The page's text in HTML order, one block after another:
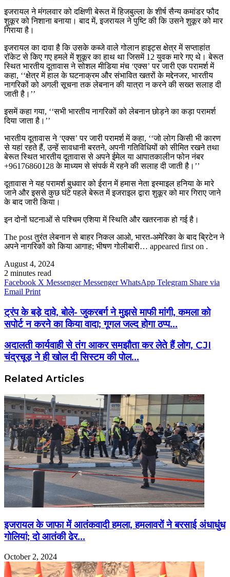
इजरायल ने मंगलवार को दक्षिणी बेरूत में हिजबुल्ला के शीर्ष सैन्य कमांडर फौद
शुकूर को निशाना बनाया। बाद में, इजरायल ने पुष्टि की कि उसने शुकूर को मार
गिराया है।
इजरायल का दावा है कि उसके कब्जे वाले गोलान हाइट्स क्षेत्र में सप्ताहांत
रॉकेट से किए गए हमले में शुकूर का हाथ था जिसमें 12 युवक मारे गए थे। बेरूत
स्थित भारतीय दूतावास ने सोशल मीडिया मंच ‘एक्स’ पर जारी एक परामर्श में
कहा, ‘‘क्षेत्र में हाल के घटनाक्रम और संभावित खतरों के मद्देनजर, भारतीय
नागरिकों को अगली सूचना तक लेबनान की यात्रा न करने की सख्त सलाह दी
जाती है।’’
इसमें कहा गया, ‘‘सभी भारतीय नागरिकों को लेबनान छोड़ने का कड़ा परामर्श
दिया जाता है।’’
भारतीय दूतावास ने ‘एक्स’ पर जारी परामर्श में कहा, ‘‘जो लोग किसी भी कारण
से यहां रहते हैं, उन्हें सावधानी बरतने, अपनी गतिविधियों को सीमित रखने तथा
बेरूत स्थित भारतीय दूतावास से अपने ईमेल या आपातकालीन फोन नंबर
+96176860128 के माध्यम से संपर्क में रहने की सलाह दी जाती है।’’
दूतावास ने यह परामर्श बुधवार को ईरान में हमास नेता इस्माइल हनिया के मारे
जाने और इससे कुछ घंटे पहले बेरूत में इजराइल द्वारा शुकूर को मार गिराए जाने
के बाद जारी किया।
इन दोनों घटनाओं से पश्चिम एशिया में स्थिति और खतरनाक हो गई है।
The post तुरंत लेबनान से बाहर निकल आओ, भारत-अमेरिका के बाद ब्रिटेन ने
अपने नागरिकों को किया आगाह; भीषण गोलीबारी… appeared first on .
August 4, 2024
2 minutes read
Facebook X Messenger Messenger WhatsApp Telegram Share via
Email Print
ट्रंप के बड़े दावे, बोले- जुकरबर्ग ने मुझसे माफी मांगी, कमला को
सपोर्ट न करने का किया वादा; गूगल जल्द होगा ठप्प…
अदालती कार्यवाही से तंग आकर समझौता कर लेते हैं लोग, CJI
चंद्रचूड़ ने ही खोल दी सिस्टम की पोल…
Related Articles
इजरायल के जाफा में आतंकवादी हमला, हमलावरों ने बरसाई अंधाधुंध
गोलियां; दो आतंकी ढेर…
October 2, 2024